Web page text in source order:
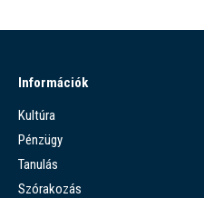
Információk
Kultúra
Pénzügy
Tanulás
Szórakozás